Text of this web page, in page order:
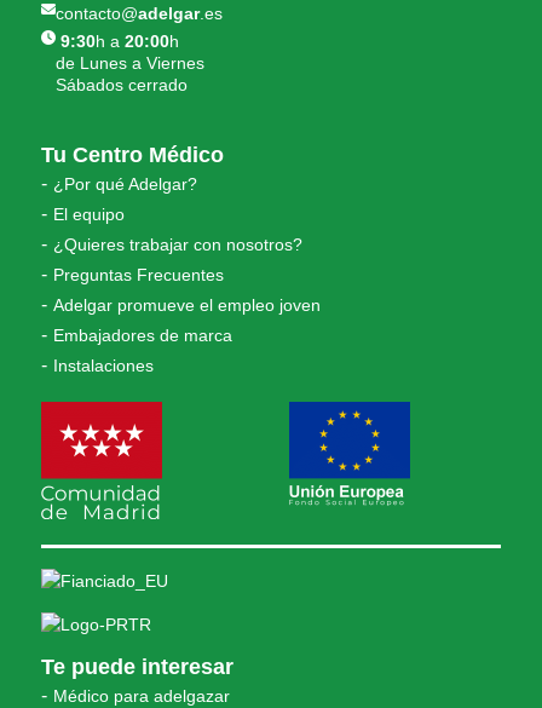
contacto@adelgar.es
9:30h a20:00h
de Lunes a Viernes
Sábados cerrado
Tu Centro Médico
¿Por qué Adelgar?
El equipo
¿Quieres trabajar con nosotros?
Preguntas Frecuentes
Adelgar promueve el empleo joven
Embajadores de marca
Instalaciones
Te puede interesar
Médico para adelgazar